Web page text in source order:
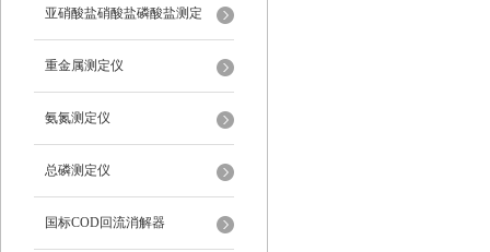
亚硝酸盐硝酸盐磷酸盐测定
重金属测定仪
氨氮测定仪
总磷测定仪
国标COD回流消解器